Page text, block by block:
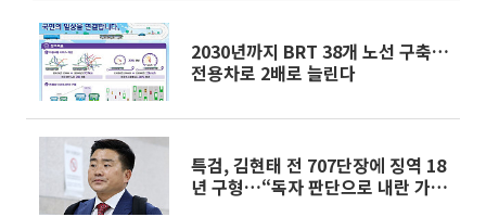
2030년까지 BRT 38개 노선 구축…
전용차로 2배로 늘린다
특검, 김현태 전 707단장에 징역 18
년 구형…“독자 판단으로 내란 가